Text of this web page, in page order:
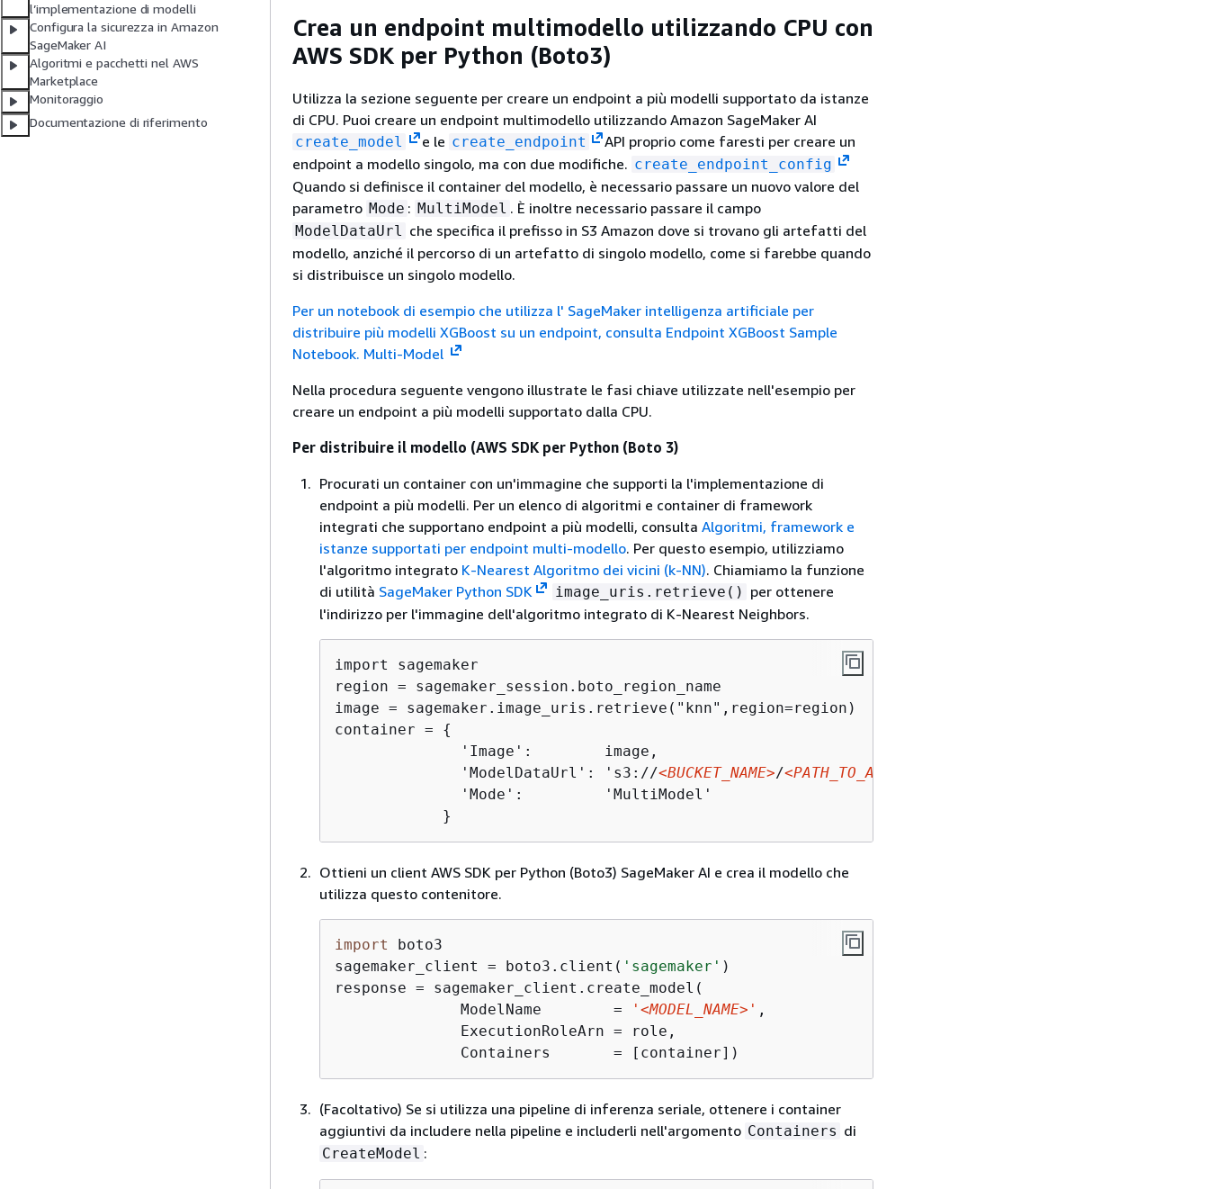
l’implementazione di modelli
Configura la sicurezza in Amazon
SageMaker AI
Algoritmi e pacchetti nel AWS
Marketplace
Monitoraggio
Documentazione di riferimento
Crea un endpoint multimodello utilizzando CPU con
AWS SDK per Python (Boto3)
Utilizza la sezione seguente per creare un endpoint a più modelli supportato da istanze
di CPU. Puoi creare un endpoint multimodello utilizzando Amazon SageMaker AI
create_model e le create_endpoint
API proprio come faresti per creare un
endpoint a modello singolo, ma con due modifiche. create_endpoint_config
Quando si definisce il container del modello, è necessario passare un nuovo valore del
parametro Mode : MultiModel . È inoltre necessario passare il campo
ModelDataUrl
che specifica il prefisso in S3 Amazon dove si trovano gli artefatti del
modello, anziché il percorso di un artefatto di singolo modello, come si farebbe quando
si distribuisce un singolo modello.
Per un notebook di esempio che utilizza l' SageMaker intelligenza artificiale per
distribuire più modelli XGBoost su un endpoint, consulta Endpoint XGBoost Sample
Notebook. Multi-Model
Nella procedura seguente vengono illustrate le fasi chiave utilizzate nell'esempio per
creare un endpoint a più modelli supportato dalla CPU.
Per distribuire il modello (AWS SDK per Python (Boto 3)
Procurati un container con un'immagine che supporti la l'implementazione di
endpoint a più modelli. Per un elenco di algoritmi e container di framework
integrati che supportano endpoint a più modelli, consulta Algoritmi, framework e
istanze supportati per endpoint multi-modello. Per questo esempio, utilizziamo
l'algoritmo integrato K-Nearest Algoritmo dei vicini (k-NN). Chiamiamo la funzione
di utilità SageMaker Python SDK image_uris.retrieve() per ottenere
l'indirizzo per l'immagine dell'algoritmo integrato di K-Nearest Neighbors.
import sagemaker
region = sagemaker_session.boto_region_name
image = sagemaker.image_uris.retrieve("knn",region=region)
container = {
              'Image':        image,
              'ModelDataUrl': 's3://
<BUCKET_NAME>/<PATH_TO_ARTIFACTS>
              'Mode':         'MultiModel'
            }
Ottieni un client AWS SDK per Python (Boto3) SageMaker AI e crea il modello che
utilizza questo contenitore.
import
boto3
sagemaker_client = boto3.client( 'sagemaker' )
response = sagemaker_client.create_model(
              ModelName        =
'<MODEL_NAME>' ,
              ExecutionRoleArn = role,
              Containers       = [container])
(Facoltativo) Se si utilizza una pipeline di inferenza seriale, ottenere i container
aggiuntivi da includere nella pipeline e includerli nell'argomento Containers di
CreateModel :